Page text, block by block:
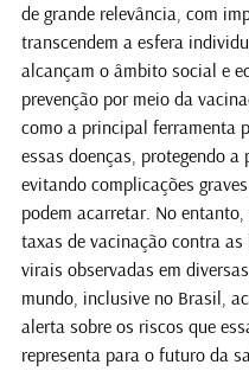
de grande relevância, com
transcendem a esfera
alcançam o âmbito social e
prevenção por meio da
como a principal ferramenta
essas doenças, protegendo a
evitando complicações
podem acarretar. No
taxas de vacinação contra as
virais observadas em
mundo, inclusive no Brasil,
alerta sobre os riscos que
representa para o futuro da